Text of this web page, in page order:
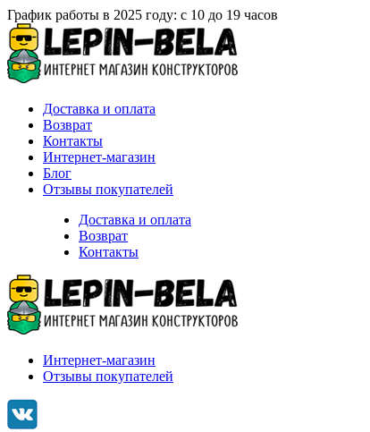
График работы в 2025 году: с 10 до 19 часов
Доставка и оплата
Возврат
Контакты
Интернет-магазин
Блог
Отзывы покупателей
Доставка и оплата
Возврат
Контакты
Интернет-магазин
Отзывы покупателей